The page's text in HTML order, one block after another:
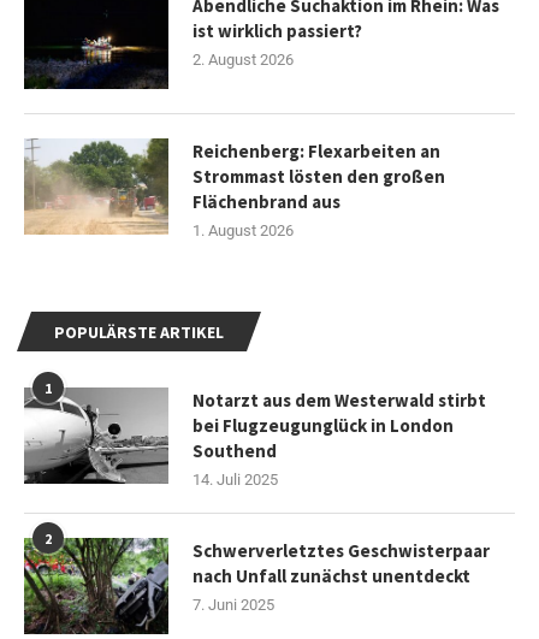
Abendliche Suchaktion im Rhein: Was
ist wirklich passiert?
2. August 2026
Reichenberg: Flexarbeiten an
Strommast lösten den großen
Flächenbrand aus
1. August 2026
POPULÄRSTE ARTIKEL
1
Notarzt aus dem Westerwald stirbt
bei Flugzeugunglück in London
Southend
14. Juli 2025
2
Schwerverletztes Geschwisterpaar
nach Unfall zunächst unentdeckt
7. Juni 2025